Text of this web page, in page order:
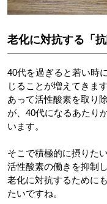
老化に対抗する「
40代を過ぎると若い時
じることが増えてきま
あって活性酸素を取り
が、40代になるあたり
います。
そこで積極的に摂りた
活性酸素の働きを抑制
老化に対抗するために
たいですね。